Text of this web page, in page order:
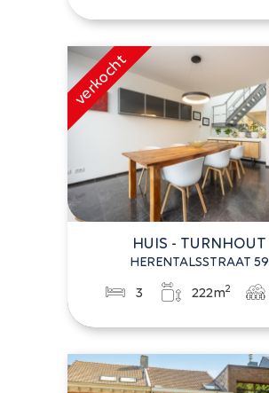
HUIS - TURNHOUT
HERENTALSSTRAAT 59
3 222m2